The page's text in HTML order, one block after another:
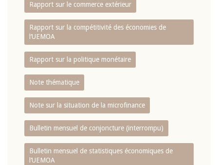
Rapport sur le commerce extérieur
Rapport sur la compétitivité des économies de
l‘UEMOA
Rapport sur la politique monétaire
Note thématique
Note sur la situation de la microfinance
Bulletin mensuel de conjoncture (interrompu)
Bulletin mensuel de statistiques économiques de
l‘UEMOA